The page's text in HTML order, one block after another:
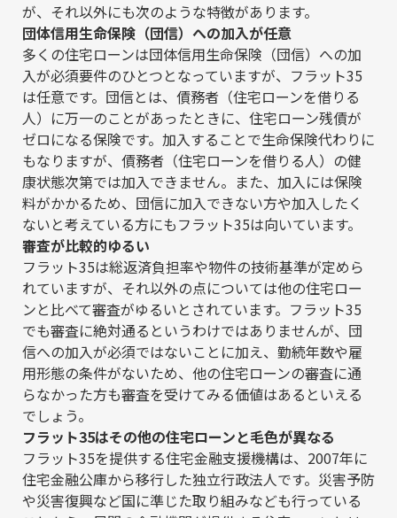
が、それ以外にも次のような特徴があります。
団体信用生命保険（団信）への加入が任意
多くの住宅ローンは団体信用生命保険（団信）への加
入が必須要件のひとつとなっていますが、フラット35
は任意です。団信とは、債務者（住宅ローンを借りる
人）に万一のことがあったときに、住宅ローン残債が
ゼロになる保険です。加入することで生命保険代わりに
もなりますが、債務者（住宅ローンを借りる人）の健
康状態次第では加入できません。また、加入には保険
料がかかるため、団信に加入できない方や加入したく
ないと考えている方にもフラット35は向いています。
審査が比較的ゆるい
フラット35は総返済負担率や物件の技術基準が定めら
れていますが、それ以外の点については他の住宅ロー
ンと比べて審査がゆるいとされています。フラット35
でも審査に絶対通るというわけではありませんが、団
信への加入が必須ではないことに加え、勤続年数や雇
用形態の条件がないため、他の住宅ローンの審査に通
らなかった方も審査を受けてみる価値はあるといえる
でしょう。
フラット35はその他の住宅ローンと毛色が異なる
フラット35を提供する住宅金融支援機構は、2007年に
住宅金融公庫から移行した独立行政法人です。災害予防
や災害復興など国に準じた取り組みなども行っている